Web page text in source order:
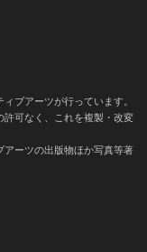
ブアーツが行っています。
可なく、これを複製・改変
ーツの出版物ほか写真等著